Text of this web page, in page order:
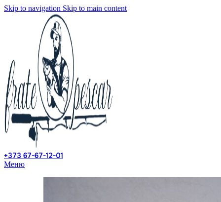
Skip to navigation Skip to main content
+373 67-67-12-01
Меню